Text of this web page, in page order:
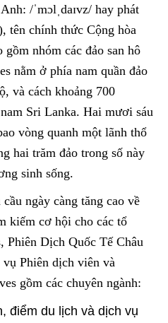
/ˈmɔlˌdaɪvz/ hay phát
tên chính thức Cộng hòa
nhóm các đảo san hô
nằm ở phía nam quần đảo
và cách khoảng 700
Sri Lanka. Hai mươi sáu
vòng quanh một lãnh thổ
hai trăm đảo trong số này
sinh sống.
ngày càng tăng cao về
kiếm cơ hội cho các tổ
Phiên Dịch Quốc Tế Châu
Phiên dịch viên và
gồm các chuyên ngành:
điểm du lịch và dịch vụ